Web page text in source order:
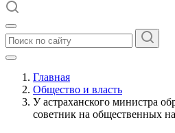
Главная
Общество и власть
У астраханского министра
советник на общественных